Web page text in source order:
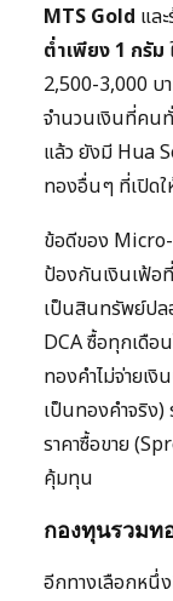
MTS Gold แล
ต่ำเพียง 1 กรัม
2,500-3,000 บ
จำนวนเงินที่คน
แล้ว ยังมี Hua
ทองอื่นๆ ที่เปิด
ข้อดีของ
ป้องกันเงินเฟ้อ
เป็นสินทรัพย์ปล
DCA ซื้อทุกเดือ
ทองคำไม่จ่ายเ
เป็นทองคำจริง)
ราคาซื้อขาย
คุ้มทุน
กองทุนรวมท
อีกทางเลือกหนึ่